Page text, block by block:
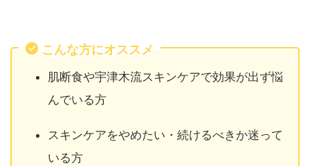
こんな方にオススメ
肌断食や宇津木流スキンケアで効果が出ず悩
んでいる方
スキンケアをやめたい・続けるべきか迷って
いる方